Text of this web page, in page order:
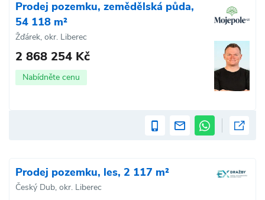
Prodej pozemku, zemědělská půda,
54 118 m²
Žďárek, okr. Liberec
2 868 254 Kč
Nabídněte cenu
Prodej pozemku, les, 2 117 m²
Český Dub, okr. Liberec